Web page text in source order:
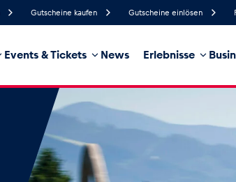
Gutscheine kaufen Gutscheine einlösen
Events & Tickets News Erlebnisse
Regenwahrscheinlichkeit
Business Glossar